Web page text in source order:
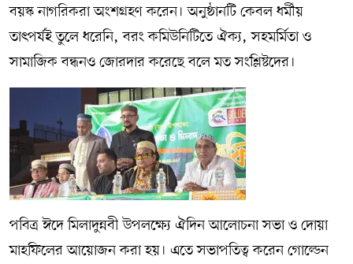
বয়স্ক নাগরিকরা অংশগ্রহণ করেন। অনুষ্ঠানটি কেবল ধর্মীয়
তাৎপর্যই তুলে ধরেনি, বরং কমিউনিটিতে ঐক্য, সহমর্মিতা ও
সামাজিক বন্ধনও জোরদার করেছে বলে মত সংশ্লিষ্টদের।
পবিত্র ঈদে মিলাদুন্নবী উপলক্ষ্যে ঐদিন আলোচনা সভা ও দোয়া
মাহফিলের আয়োজন করা হয়। এতে সভাপতিত্ব করেন গোল্ডেন